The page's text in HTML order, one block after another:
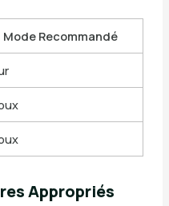
Mode Recommandé
Appropriés